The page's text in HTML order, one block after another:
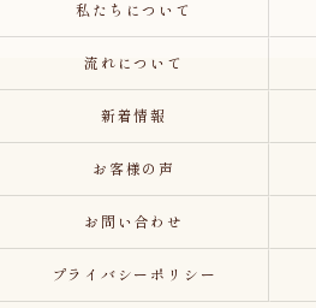
私たちについて
流れについて
新着情報
お客様の声
お問い合わせ
プライバシーポリシー